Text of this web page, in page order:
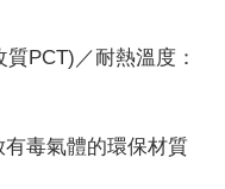
PCT)／耐熱溫度：
毒氣體的環保材質